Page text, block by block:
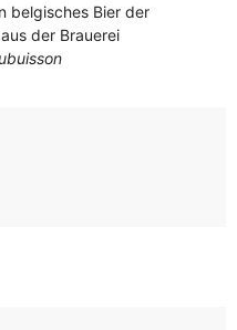
belgisches Bier der
aus der Brauerei